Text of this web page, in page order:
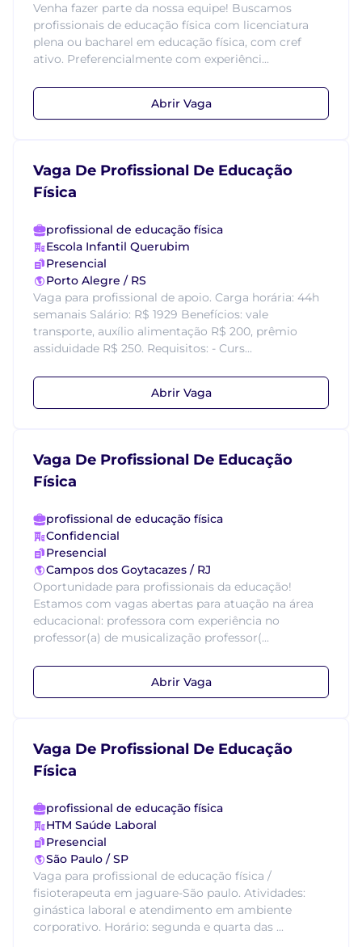
Venha fazer parte da nossa equipe! Buscamos
profissionais de educação física com licenciatura
plena ou bacharel em educação física, com cref
ativo. Preferencialmente com experiênci...
Abrir Vaga
Vaga De Profissional De Educação
Física
profissional de educação física
Escola Infantil Querubim
Presencial
Porto Alegre / RS
Vaga para profissional de apoio. Carga horária: 44h
semanais Salário: R$ 1929 Benefícios: vale
transporte, auxílio alimentação R$ 200, prêmio
assiduidade R$ 250. Requisitos: - Curs...
Abrir Vaga
Vaga De Profissional De Educação
Física
profissional de educação física
Confidencial
Presencial
Campos dos Goytacazes / RJ
Oportunidade para profissionais da educação!
Estamos com vagas abertas para atuação na área
educacional: professora com experiência no
professor(a) de musicalização professor(...
Abrir Vaga
Vaga De Profissional De Educação
Física
profissional de educação física
HTM Saúde Laboral
Presencial
São Paulo / SP
Vaga para profissional de educação física /
fisioterapeuta em jaguare-São paulo. Atividades:
ginástica laboral e atendimento em ambiente
corporativo. Horário: segunda e quarta das ...